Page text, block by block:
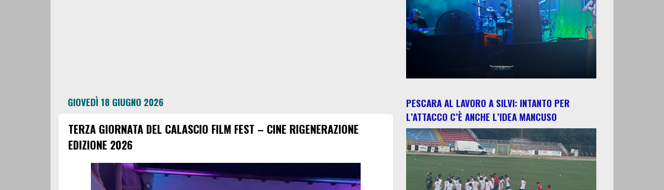
GIOVEDÌ 18 GIUGNO 2026
TERZA GIORNATA DEL CALASCIO FILM FEST – CINE RIGENERAZIONE
EDIZIONE 2026
PESCARA AL LAVORO A SILVI: INTANTO PER
L’ATTACCO C’È ANCHE L’IDEA MANCUSO